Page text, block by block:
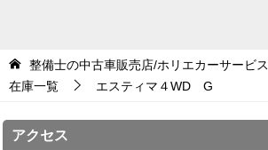
整備士の中古車販売店/ホリエカーサービス
在庫一覧
エスティマ４WD G
アクセス